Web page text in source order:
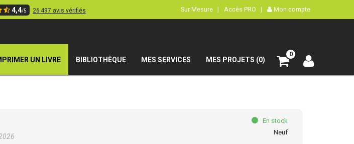
4,4/5 26 497 avis vérifiés Sur Mesure | Accès PRO | Mon compte
UN LIVRE BIBLIOTHÈQUE MES SERVICES MES PROJETS (0)
0
En stock
Neuf